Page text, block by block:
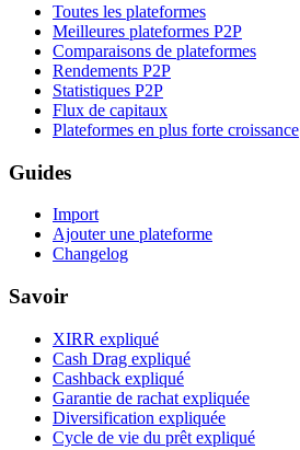
Toutes les plateformes
Meilleures plateformes P2P
Comparaisons de plateformes
Rendements P2P
Statistiques P2P
Flux de capitaux
Plateformes en plus forte croissance
Guides
Import
Ajouter une plateforme
Changelog
Savoir
XIRR expliqué
Cash Drag expliqué
Cashback expliqué
Garantie de rachat expliquée
Diversification expliquée
Cycle de vie du prêt expliqué